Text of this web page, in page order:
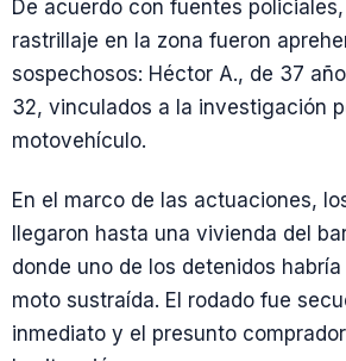
De acuerdo con fuentes
rastrillaje en la zona fueron
sospechosos: Héctor A., de 37
32, vinculados a la investigación
motovehículo.
En el marco de las actuaciones,
llegaron hasta una vivienda del
donde uno de los detenidos
moto sustraída. El rodado fue
inmediato y el presunto